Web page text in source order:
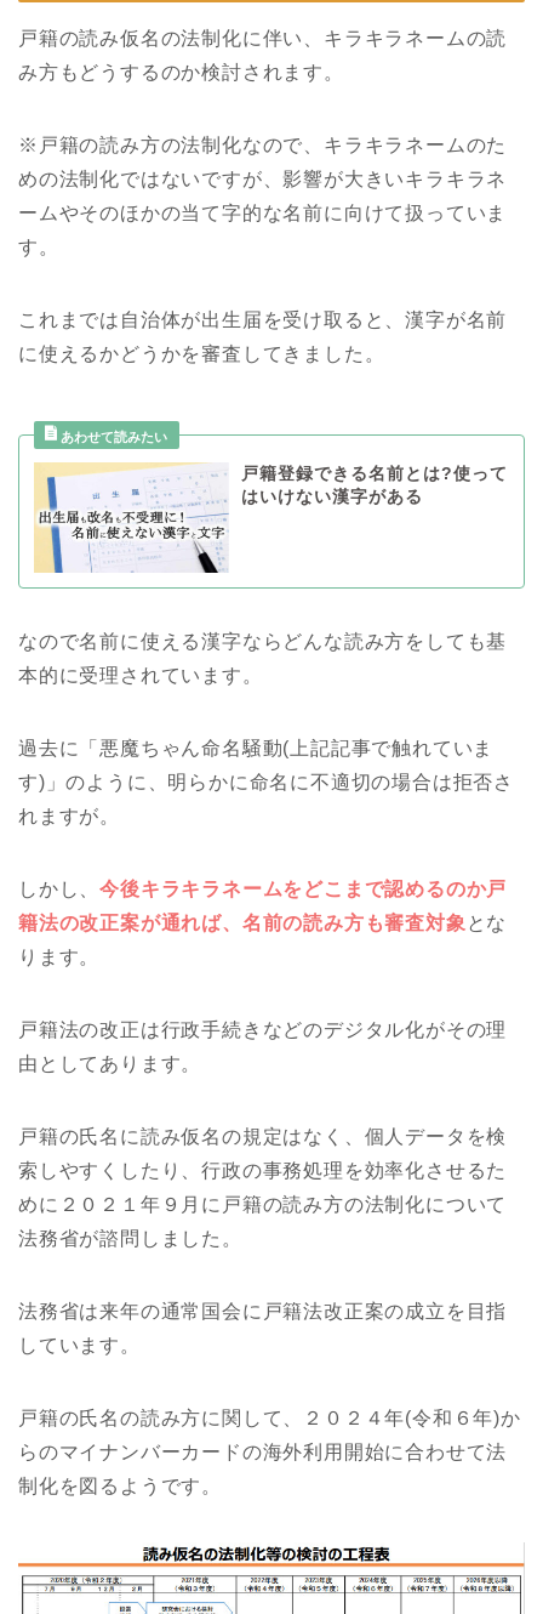
戸籍の読み仮名の法制化に伴い、キラキラネームの読
み方もどうするのか検討されます。
※戸籍の読み方の法制化なので、キラキラネームのた
めの法制化ではないですが、影響が大きいキラキラネ
ームやそのほかの当て字的な名前に向けて扱っていま
す。
これまでは自治体が出生届を受け取ると、漢字が名前
に使えるかどうかを審査してきました。
戸籍登録できる名前とは?使って
はいけない漢字がある
なので名前に使える漢字ならどんな読み方をしても基
本的に受理されています。
過去に「悪魔ちゃん命名騒動(上記記事で触れていま
す)」のように、明らかに命名に不適切の場合は拒否さ
れますが。
しかし、今後キラキラネームをどこまで認めるのか戸
籍法の改正案が通れば、名前の読み方も審査対象 とな
ります。
戸籍法の改正は行政手続きなどのデジタル化がその理
由としてあります。
戸籍の氏名に読み仮名の規定はなく、個人データを検
索しやすくしたり、行政の事務処理を効率化させるた
めに２０２１年９月に戸籍の読み方の法制化について
法務省が諮問しました。
法務省は来年の通常国会に戸籍法改正案の成立を目指
しています。
戸籍の氏名の読み方に関して、２０２４年(令和６年)か
らのマイナンバーカードの海外利用開始に合わせて法
制化を図るようです。